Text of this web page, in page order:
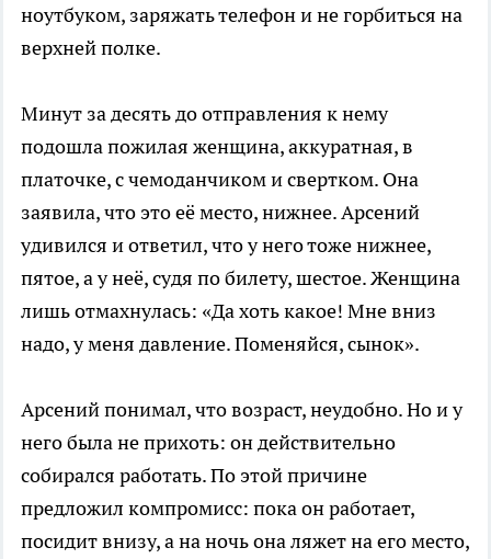
ноутбуком, заряжать телефон и не горбиться на
верхней полке.
Минут за десять до отправления к нему
подошла пожилая женщина, аккуратная, в
платочке, с чемоданчиком и свертком. Она
заявила, что это её место, нижнее. Арсений
удивился и ответил, что у него тоже нижнее,
пятое, а у неё, судя по билету, шестое. Женщина
лишь отмахнулась: «Да хоть какое! Мне вниз
надо, у меня давление. Поменяйся, сынок».
Арсений понимал, что возраст, неудобно. Но и у
него была не прихоть: он действительно
собирался работать. По этой причине
предложил компромисс: пока он работает,
посидит внизу, а на ночь она ляжет на его место,